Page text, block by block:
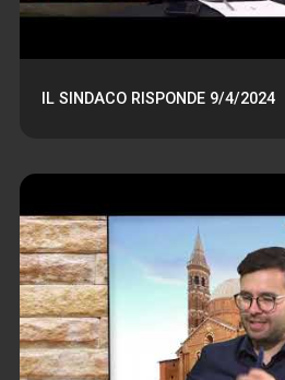
IL SINDACO RISPONDE 9/4/2024